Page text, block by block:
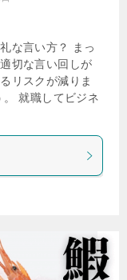
な言い方？ まっ
切な言い回しが
リスクが減りま
就職してビジネ